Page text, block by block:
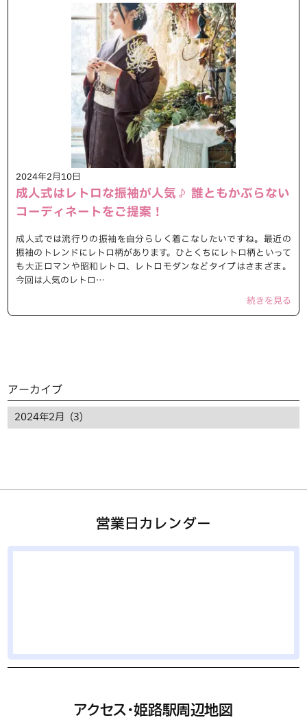
アーカイブ
2024年2月10日
成人式はレトロな振袖が人気♪ 誰ともかぶらない
コーディネートをご提案！
成人式では流行りの振袖を自分らしく着こなしたいですね。最近の
振袖のトレンドにレトロ柄があります。ひとくちにレトロ柄といって
も大正ロマンや昭和レトロ、レトロモダンなどタイプはさまざま。
今回は人気のレトロ…
続きを見る
営業日カレンダー
アクセス・姫路駅周辺地図